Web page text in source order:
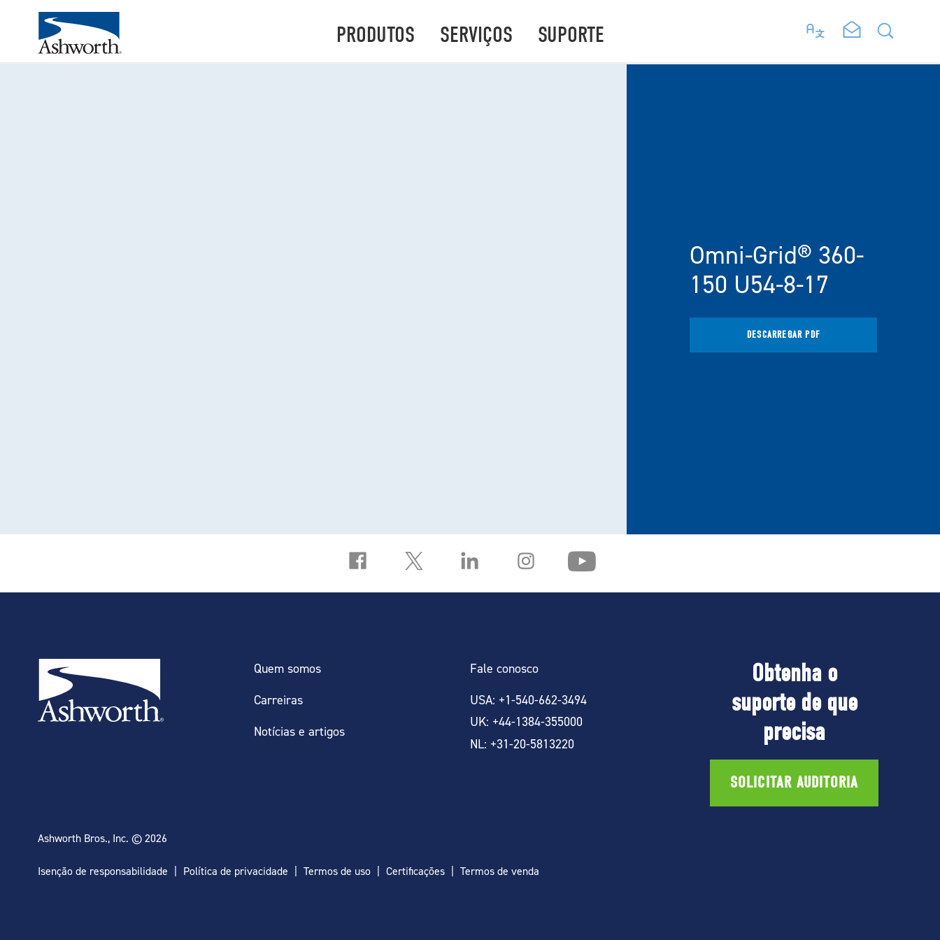
PRODUTOS SERVIÇOS SUPORTE
Omni-Grid® 360-
150 U54-8-17
DESCARREGAR PDF
Quem somos
Carreiras
Notícias e artigos
Fale conosco
USA: +1-540-662-3494
UK: +44-1384-355000
NL: +31-20-5813220
Obtenha o
suporte de que
precisa
SOLICITAR AUDITORIA
Ashworth Bros., Inc. © 2026
Isenção de responsabilidade Política de privacidade Termos de uso Certificações Termos de venda